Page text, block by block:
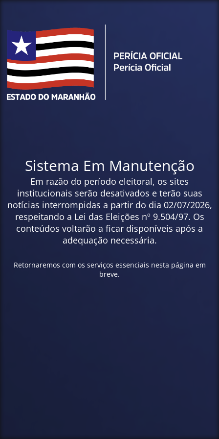
Sistema Em Manutenção
Em razão do período eleitoral, os sites
institucionais serão desativados e terão suas
notícias interrompidas a partir do dia 02/07/2026,
respeitando a Lei das Eleições nº 9.504/97. Os
conteúdos voltarão a ficar disponíveis após a
adequação necessária.
Retornaremos com os serviços essenciais nesta página em
breve.